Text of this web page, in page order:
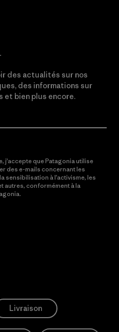
des actualités sur nos
des informations sur
et bien plus encore.
j’accepte que Patagonia utilise
des e-mails concernant les
sensibilisation à l’activisme, les
autres, conformément à la
Livraison